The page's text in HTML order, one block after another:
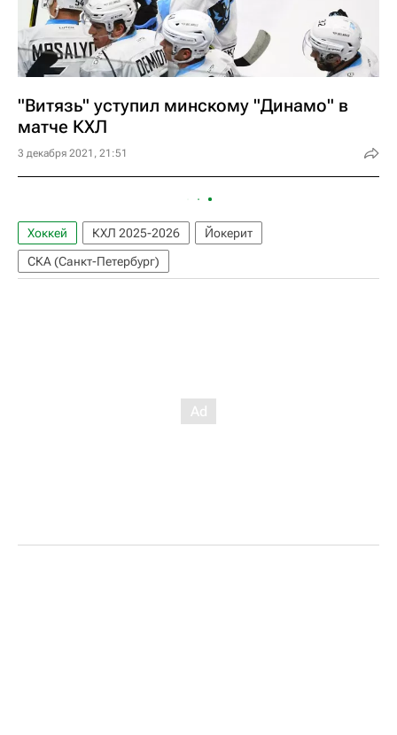
"Витязь" уступил минскому "Динамо" в
матче КХЛ
3 декабря 2021, 21:51
Хоккей КХЛ 2025-2026
Йокерит
СКА (Санкт-Петербург)